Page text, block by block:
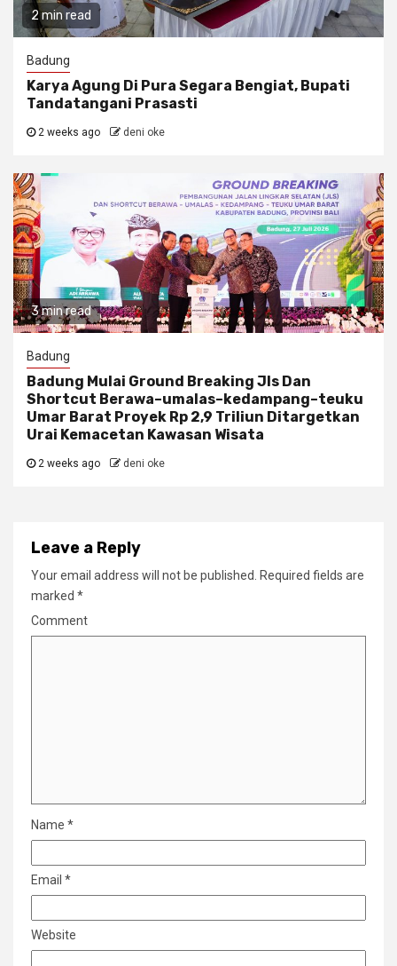
2 min read
Badung
Karya Agung Di Pura Segara Bengiat, Bupati
Tandatangani Prasasti
2 weeks ago deni oke
3 min read
Badung
Badung Mulai Ground Breaking Jls Dan
Shortcut Berawa–umalas–kedampang–teuku
Umar Barat Proyek Rp 2,9 Triliun Ditargetkan
Urai Kemacetan Kawasan Wisata
2 weeks ago deni oke
Leave a Reply
Your email address will not be published. Required fields are
marked *
Comment
Name *
Email *
Website